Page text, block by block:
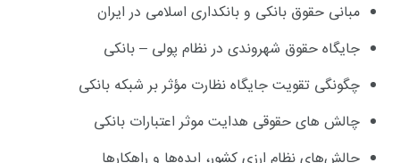
مبانی حقوق بانکی و بانکداری اسلامی در ایران
جایگاه حقوق شهروندی در نظام پولی – بانکی
چگونگی تقویت جایگاه نظارت مؤثر بر شبکه بانکی
چالش های حقوقی هدایت موثر اعتبارات بانکی